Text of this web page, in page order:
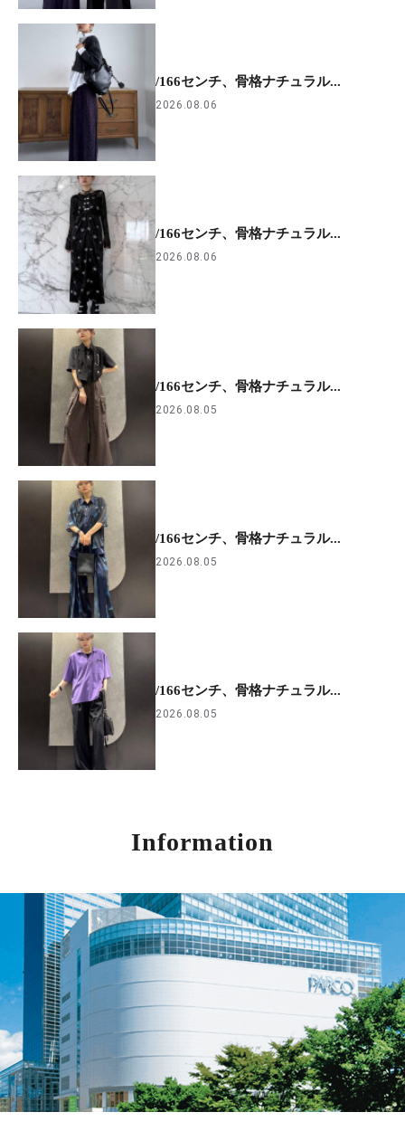
/166センチ、骨格ナチュラル...
2026.08.06
/166センチ、骨格ナチュラル...
2026.08.06
/166センチ、骨格ナチュラル...
2026.08.05
/166センチ、骨格ナチュラル...
2026.08.05
/166センチ、骨格ナチュラル...
2026.08.05
Information